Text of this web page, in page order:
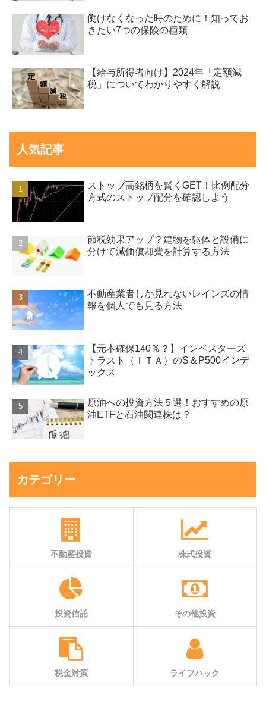
働けなくなった時のために！知ってお
きたい7つの保険の種類
【給与所得者向け】2024年「定額減
税」についてわかりやすく解説
人気記事
ストップ高銘柄を賢くGET！比例配分
方式のストップ配分を確認しよう
節税効果アップ？建物を躯体と設備に
分けて減価償却費を計算する方法
不動産業者しか見れないレインズの情
報を個人でも見る方法
【元本確保140％？】インベスターズ
トラスト（ＩＴＡ）のS＆P500インデ
ックス
原油への投資方法５選！おすすめの原
油ETFと石油関連株は？
カテゴリー
不動産投資 株式投資
投資信託 その他投資
税金対策 ライフハック